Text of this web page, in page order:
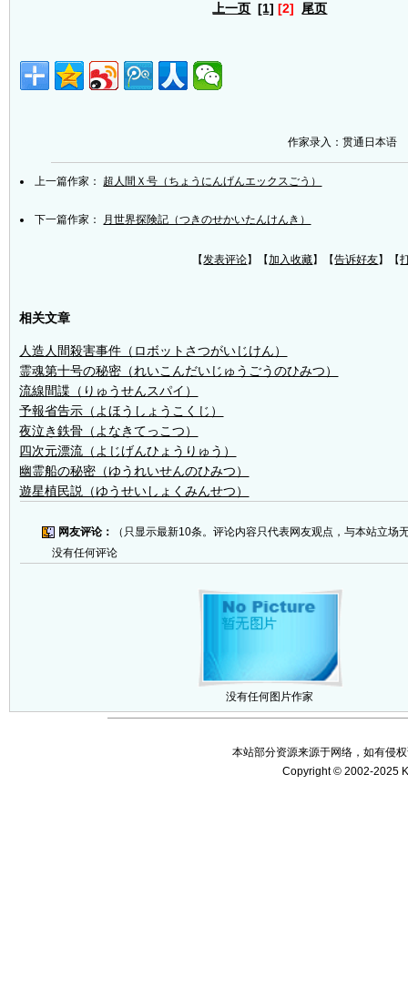
上一页 [1] [2] 尾页
作家录入：贯通日本语
上一篇作家： 超人間Ｘ号（ちょうにんげんエックスごう）
下一篇作家： 月世界探険記（つきのせかいたんけんき）
【发表评论】【加入收藏】【告诉好友】【
相关文章
人造人間殺害事件（ロボットさつがいじけん）
霊魂第十号の秘密（れいこんだいじゅうごうのひみつ）
流線間諜（りゅうせんスパイ）
予報省告示（よほうしょうこくじ）
夜泣き鉄骨（よなきてっこつ）
四次元漂流（よじげんひょうりゅう）
幽霊船の秘密（ゆうれいせんのひみつ）
遊星植民説（ゆうせいしょくみんせつ）
网友评论：
（只显示最新10条。评论内容只代表网友观点，与本站立场
没有任何评论
没有任何图片作家